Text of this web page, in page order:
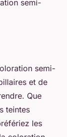
semi-
semi-
et de
Que
teintes
les